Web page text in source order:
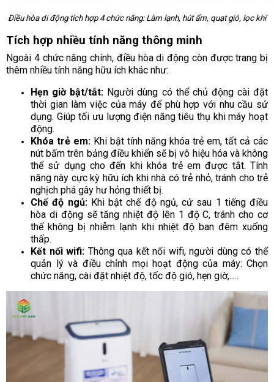
Điều hòa di động tích hợp 4 chức năng: Làm lạnh, hút ẩm, quạt gió, lọc khí
Tích hợp nhiều tính năng thông minh
Ngoài 4 chức năng chính, điều hòa di động còn được trang bị
thêm nhiều tính năng hữu ích khác như:
Hẹn giờ bật/tắt: Người dùng có thể chủ động cài đặt
thời gian làm việc của máy để phù hợp với nhu cầu sử
dụng. Giúp tối ưu lượng điện năng tiêu thụ khi máy hoạt
động.
Khóa trẻ em: Khi bật tính năng khóa trẻ em, tất cả các
nút bấm trên bảng điều khiển sẽ bị vô hiệu hóa và không
thể sử dụng cho đến khi khóa trẻ em được tắt. Tính
năng này cực kỳ hữu ích khi nhà có trẻ nhỏ, tránh cho trẻ
nghịch phá gây hư hỏng thiết bị.
Chế độ ngủ:Khi bật chế độ ngủ, cứ sau 1 tiếng điều
hòa di động sẽ tăng nhiệt độ lên 1 độ C, tránh cho cơ
thể không bị nhiễm lạnh khi nhiệt độ ban đêm xuống
thấp.
Kết nối wifi: Thông qua kết nối wifi, người dùng có thể
quản lý và điều chỉnh mọi hoạt động của máy: Chọn
chức năng, cài đặt nhiệt độ, tốc độ gió, hẹn giờ,.....